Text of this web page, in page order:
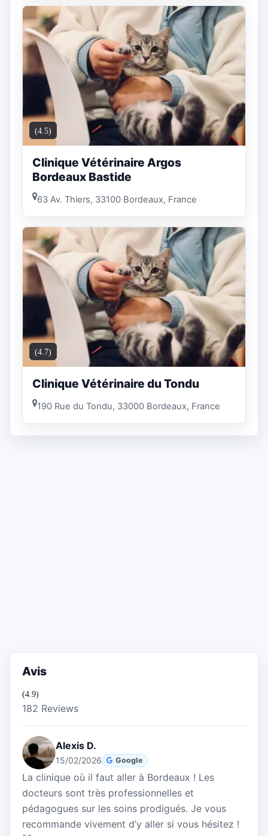
(4.5)
Clinique Vétérinaire Argos
Bordeaux Bastide
63 Av. Thiers, 33100 Bordeaux, France
(4.7)
Clinique Vétérinaire du Tondu
190 Rue du Tondu, 33000 Bordeaux, France
Avis
(4.9)
182 Reviews
Alexis D.
15/02/2026 Google
La clinique où il faut aller à Bordeaux ! Les
docteurs sont très professionnelles et
pédagogues sur les soins prodigués. Je vous
recommande vivement d’y aller si vous hésitez !